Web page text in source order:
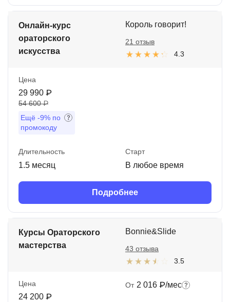
Онлайн-курс
ораторского
искусства
Король говорит!
4.3
21 отзыв
Цена
29 990 ₽
54 600 ₽
Ещё -9% по
промокоду
Длительность
1.5 месяц
Старт
В любое время
Подробнее
Курсы Ораторского
мастерства
Bonnie&Slide
3.5
43 отзыва
Цена
24 200 ₽
От 2 016 ₽/мес